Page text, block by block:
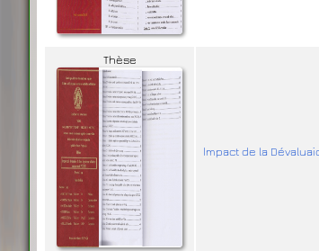
Thèse
Impact de la